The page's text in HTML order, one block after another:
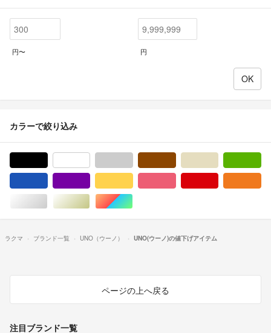
円〜 円
カラーで絞り込み
シルバー/銀色系ゴールド/金色系マルチカラー
ラクマ ブランド一覧 UNO（ウーノ） UNO(ウーノ)の値下げアイテム
ページの上へ戻る
注目ブランド一覧